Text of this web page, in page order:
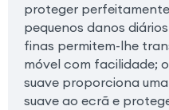
proteger
pequenos danos
finas permitem-lhe
móvel com facilidade;
suave proporciona
suave ao ecrã e